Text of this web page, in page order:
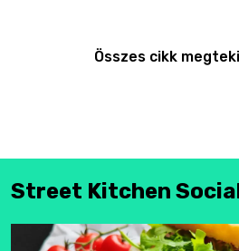
Összes cikk
Street Kitchen